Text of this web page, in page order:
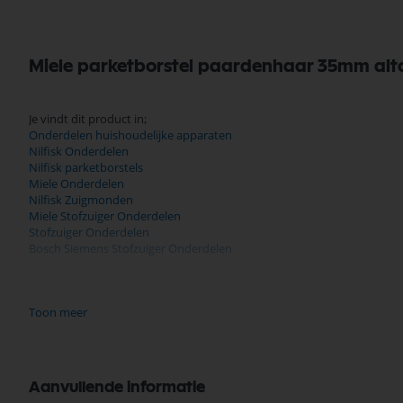
Miele parketborstel paardenhaar 35mm
Je vindt dit product in;
Onderdelen huishoudelijke apparaten
Nilfisk Onderdelen
Nilfisk parketborstels
Miele Onderdelen
Nilfisk Zuigmonden
Miele Stofzuiger Onderdelen
Stofzuiger Onderdelen
Bosch Siemens Stofzuiger Onderdelen
assortiment, scherpe prijzen, en snelle levering. Ontdek de kwaliteit
Toon meer
Aanvullende informatie